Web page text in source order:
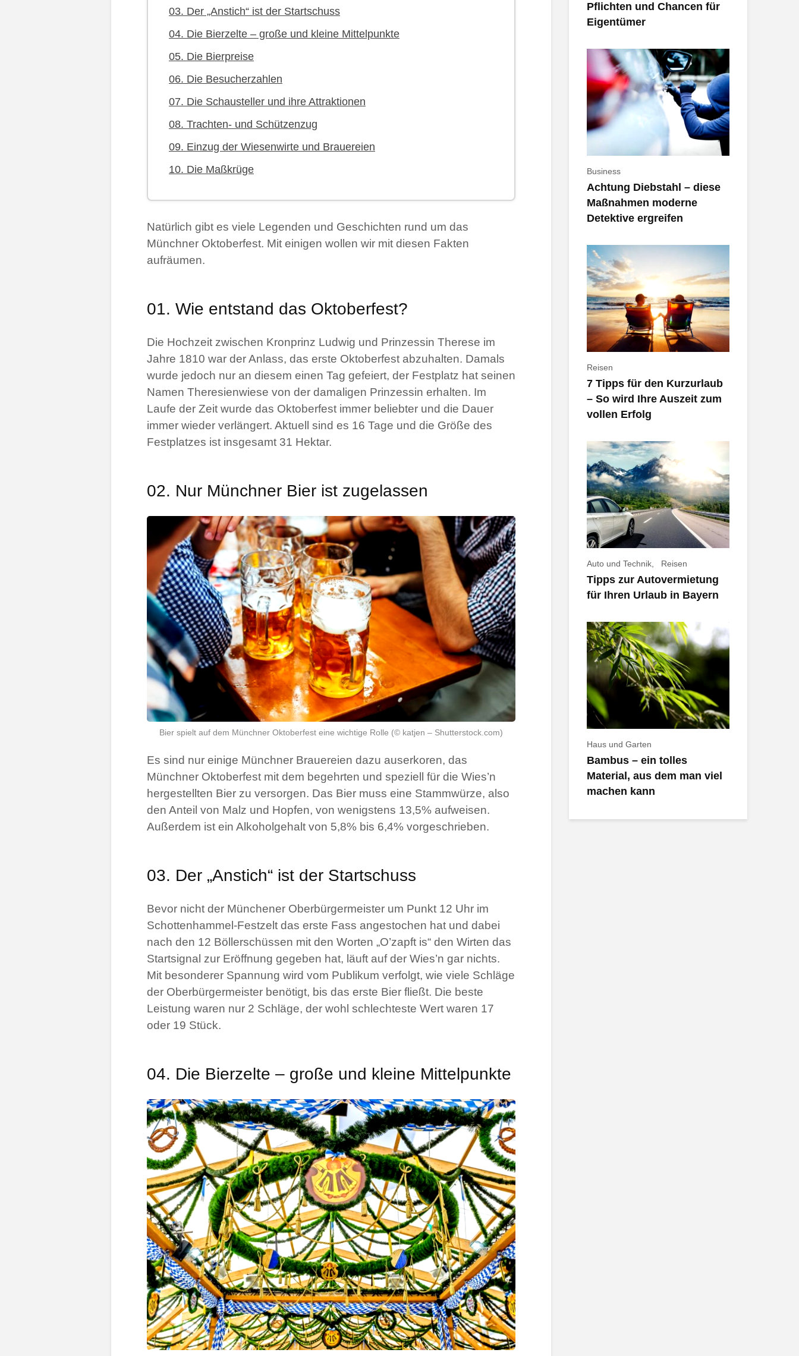
03. Der „Anstich“ ist der Startschuss
04. Die Bierzelte – große und kleine Mittelpunkte
05. Die Bierpreise
06. Die Besucherzahlen
07. Die Schausteller und ihre Attraktionen
08. Trachten- und Schützenzug
09. Einzug der Wiesenwirte und Brauereien
10. Die Maßkrüge
Natürlich gibt es viele Legenden und Geschichten rund um das
Münchner Oktoberfest. Mit einigen wollen wir mit diesen Fakten
aufräumen.
01. Wie entstand das Oktoberfest?
Die Hochzeit zwischen Kronprinz Ludwig und Prinzessin Therese im
Jahre 1810 war der Anlass, das erste Oktoberfest abzuhalten. Damals
wurde jedoch nur an diesem einen Tag gefeiert, der Festplatz hat seinen
Namen Theresienwiese von der damaligen Prinzessin erhalten. Im
Laufe der Zeit wurde das Oktoberfest immer beliebter und die Dauer
immer wieder verlängert. Aktuell sind es 16 Tage und die Größe des
Festplatzes ist insgesamt 31 Hektar.
02. Nur Münchner Bier ist zugelassen
Bier spielt auf dem Münchner Oktoberfest eine wichtige Rolle (© katjen – Shutterstock.com)
Es sind nur einige Münchner Brauereien dazu auserkoren, das
Münchner Oktoberfest mit dem begehrten und speziell für die Wies’n
hergestellten Bier zu versorgen. Das Bier muss eine Stammwürze, also
den Anteil von Malz und Hopfen, von wenigstens 13,5% aufweisen.
Außerdem ist ein Alkoholgehalt von 5,8% bis 6,4% vorgeschrieben.
03. Der „Anstich“ ist der Startschuss
Bevor nicht der Münchener Oberbürgermeister um Punkt 12 Uhr im
Schottenhammel-Festzelt das erste Fass angestochen hat und dabei
nach den 12 Böllerschüssen mit den Worten „O’zapft is“ den Wirten das
Startsignal zur Eröffnung gegeben hat, läuft auf der Wies’n gar nichts.
Mit besonderer Spannung wird vom Publikum verfolgt, wie viele Schläge
der Oberbürgermeister benötigt, bis das erste Bier fließt. Die beste
Leistung waren nur 2 Schläge, der wohl schlechteste Wert waren 17
oder 19 Stück.
04. Die Bierzelte – große und kleine Mittelpunkte
Pflichten und Chancen für
Eigentümer
Business
Achtung Diebstahl – diese
Maßnahmen moderne
Detektive ergreifen
Reisen
7 Tipps für den Kurzurlaub
– So wird Ihre Auszeit zum
vollen Erfolg
Auto und Technik Reisen
Tipps zur Autovermietung
für Ihren Urlaub in Bayern
Haus und Garten
Bambus – ein tolles
Material, aus dem man viel
machen kann